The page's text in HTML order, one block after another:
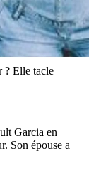
? Elle tacle
Garcia en
Son épouse a